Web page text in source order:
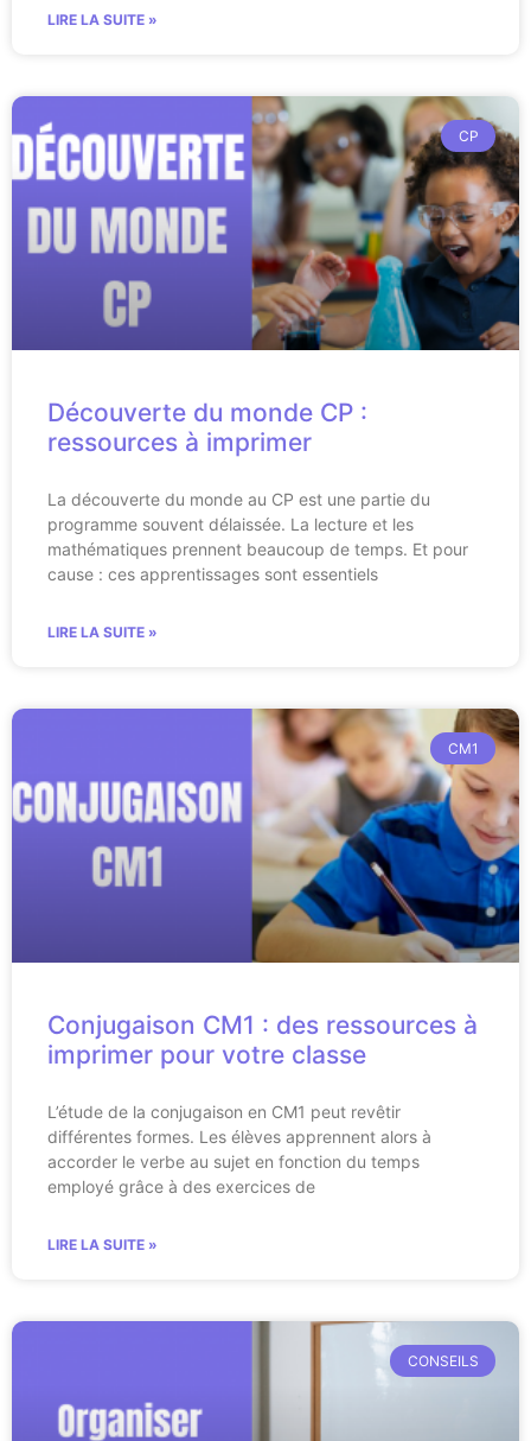
LIRE LA SUITE »
CP
Découverte du monde CP :
ressources à imprimer
La découverte du monde au CP est une partie du
programme souvent délaissée. La lecture et les
mathématiques prennent beaucoup de temps. Et pour
cause : ces apprentissages sont essentiels
LIRE LA SUITE »
CM1
Conjugaison CM1 : des ressources à
imprimer pour votre classe
L’étude de la conjugaison en CM1 peut revêtir
différentes formes. Les élèves apprennent alors à
accorder le verbe au sujet en fonction du temps
employé grâce à des exercices de
LIRE LA SUITE »
CONSEILS